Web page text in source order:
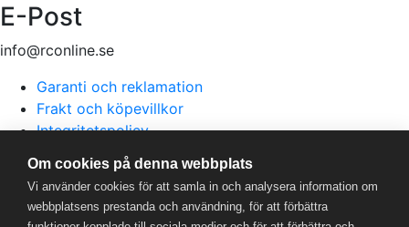
E-Post
info@rconline.se
Garanti och reklamation
Frakt och köpevillkor
Integritetspolicy
Kontakta oss
RC Online- © 2026
Om cookies på denna webbplats
Vi använder cookies för att samla in och analysera information om
webbplatsens prestanda och användning, för att förbättra